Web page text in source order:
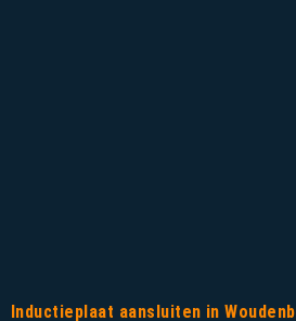
Inductieplaat aansluiten in